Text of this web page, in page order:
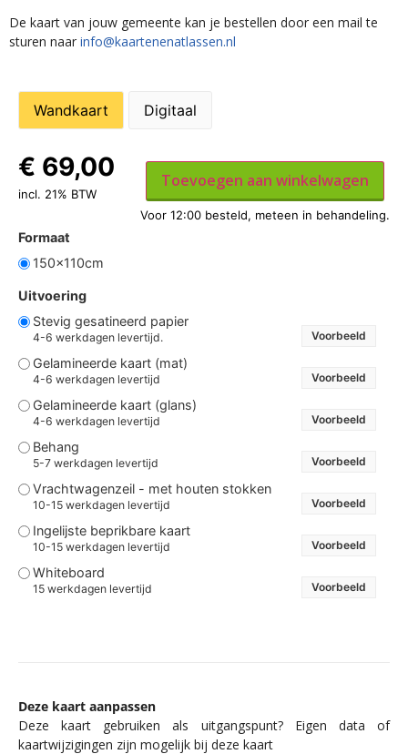
De kaart van jouw gemeente kan je bestellen door een mail te
sturen naar info@kaartenenatlassen.nl
Wandkaart Digitaal
Formaat
150x110cm
Uitvoering
Stevig gesatineerd papier
4-6 werkdagen levertijd. Voorbeeld
Gelamineerde kaart (mat)
4-6 werkdagen levertijd Voorbeeld
Gelamineerde kaart (glans)
4-6 werkdagen levertijd Voorbeeld
Behang
5-7 werkdagen levertijd Voorbeeld
Vrachtwagenzeil - met houten stokken
10-15 werkdagen levertijd Voorbeeld
Ingelijste beprikbare kaart
10-15 werkdagen levertijd Voorbeeld
Whiteboard
15 werkdagen levertijd Voorbeeld
€ 69,00
incl. 21% BTW
Toevoegen aan winkelwagen
Deze kaart aanpassen
Deze kaart gebruiken als uitgangspunt? Eigen data of
kaartwijzigingen zijn mogelijk bij deze kaart